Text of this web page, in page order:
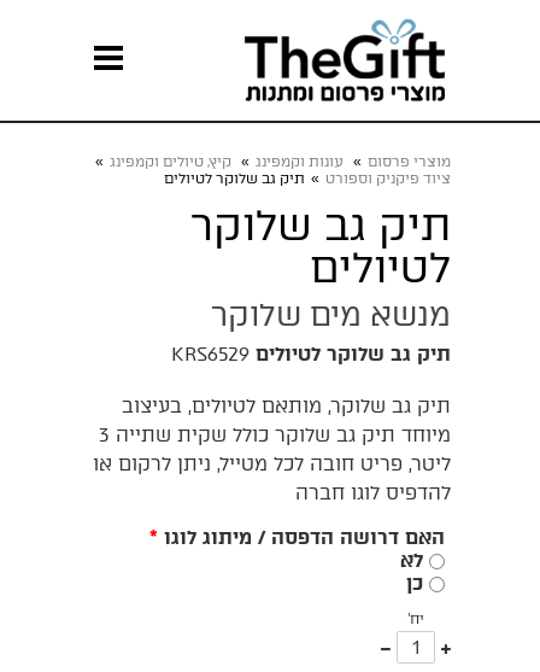
מוצרי פרסום » עונות וקמפינג » קיץ, טיולים וקמפינג »
ציוד פיקניק וספורט » תיק גב שלוקר לטיולים
תיק גב שלוקר
לטיולים
מנשא מים שלוקר
תיק גב שלוקר לטיולים KRS6529
תיק גב שלוקר, מותאם לטיולים, בעיצוב
מיוחד תיק גב שלוקר כולל שקית שתייה 3
ליטר, פריט חובה לכל מטייל, ניתן לרקום או
להדפיס לוגו חברה
האם דרושה הדפסה / מיתוג לוגו *
לא
כן
יח'
עוד
אחד